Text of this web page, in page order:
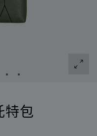
灯片 2
到幻灯片 3
转到幻灯片 4
转到幻灯片 5
包